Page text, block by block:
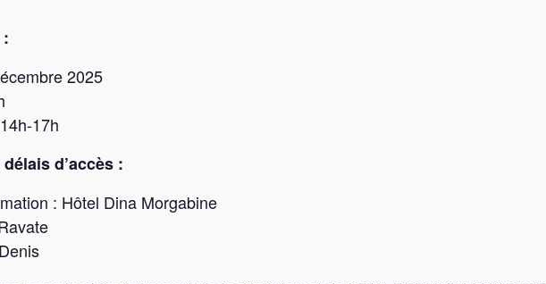
2025
17h
d’accès :
: Hôtel Dina Morgabine